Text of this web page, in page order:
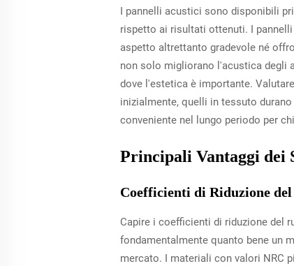
I pannelli acustici sono disponibili
rispetto ai risultati ottenuti. I
aspetto altrettanto gradevole né
non solo migliorano l'acustica degli
dove l'estetica è importante.
inizialmente, quelli in tessuto
conveniente nel lungo periodo per
Principali Vantaggi dei
Coefficienti di Riduzione
Capire i coefficienti di riduzione del
fondamentalmente quanto bene un
mercato. I materiali con valori NRC